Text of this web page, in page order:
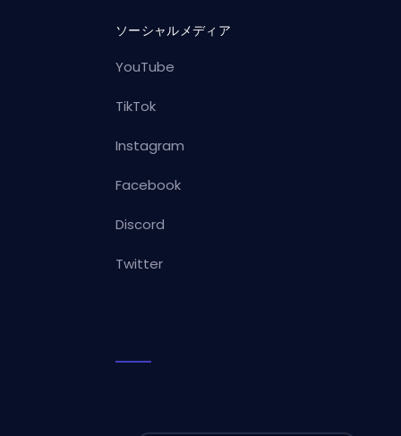
ソーシャルメディア
YouTube
TikTok
Instagram
Facebook
Discord
Twitter